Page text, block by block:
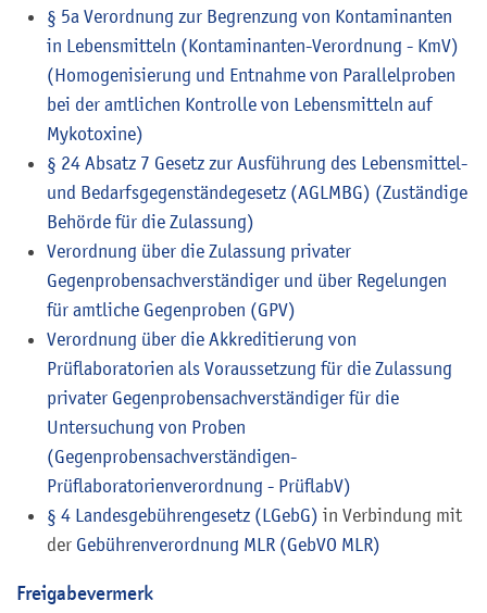
§ 5a Verordnung zur Begrenzung von Kontaminanten
in Lebensmitteln (Kontaminanten-Verordnung - KmV)
(Homogenisierung und Entnahme von Parallelproben
bei der amtlichen Kontrolle von Lebensmitteln auf
Mykotoxine)
§ 24 Absatz 7 Gesetz zur Ausführung des Lebensmittel-
und Bedarfsgegenständegesetz (AGLMBG) (Zuständige
Behörde für die Zulassung)
Verordnung über die Zulassung privater
Gegenprobensachverständiger und über Regelungen
für amtliche Gegenproben (GPV)
Verordnung über die Akkreditierung von
Prüflaboratorien als Voraussetzung für die Zulassung
privater Gegenprobensachverständiger für die
Untersuchung von Proben
(Gegenprobensachverständigen-
Prüflaboratorienverordnung - PrüflabV)
§ 4 Landesgebührengesetz (LGebG) in Verbindung mit
der Gebührenverordnung MLR (GebVO MLR)
Freigabevermerk